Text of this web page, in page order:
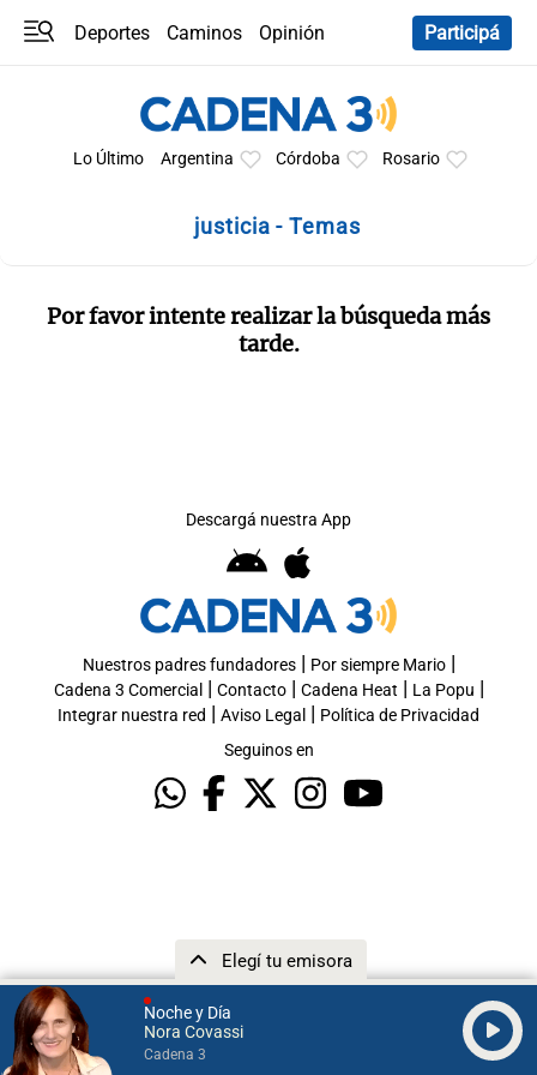
Noche y Día
Nora Covassi
Cadena 3
Elegí tu emisora
Deportes Caminos
Opinión
Participá
Lo Último Argentina Córdoba Rosario
justicia - Temas
Por favor intente realizar la búsqueda más
tarde.
Descargá nuestra App
Nuestros padres fundadores| Por siempre Mario|
Cadena 3 Comercial | Contacto| Cadena Heat | La Popu |
Integrar nuestra red | Aviso Legal | Política de Privacidad
Seguinos en